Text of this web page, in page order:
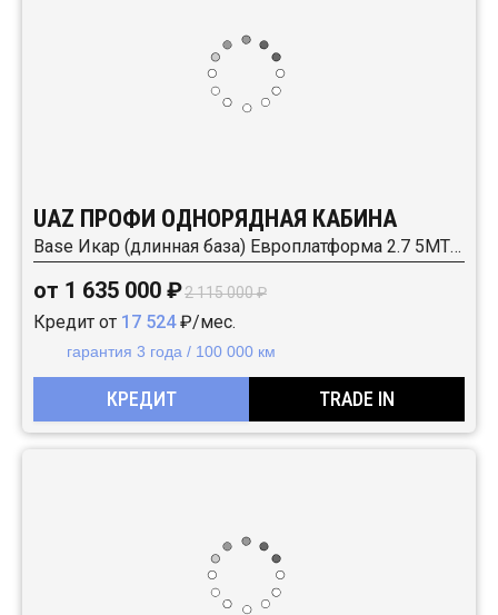
UAZ ПРОФИ ОДНОРЯДНАЯ КАБИНА
Base Икар (длинная база) Европлатформа 2.7 5MT (150 л.с.) RWD
от 1 635 000 ₽2 115 000 ₽
Кредит от 17 524₽/мес.
гарантия 3 года / 100 000 км
КРЕДИТ TRADE IN